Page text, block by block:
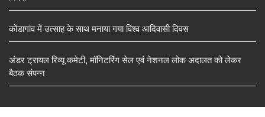
कोंडागांव में उत्साह के साथ मनाया गया विश्व आदिवासी दिवस
अंडर ट्रायल रिव्यू कमेटी, मॉनिटरिंग सेल एवं नेशनल लोक अदालत को लेकर
बैठक संपन्न